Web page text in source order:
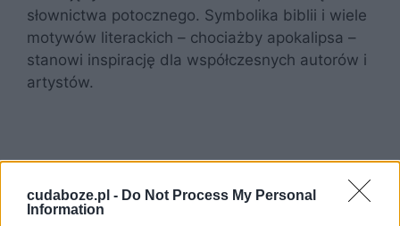
cudaboze.pl - Do Not Process My Personal
Information
słownictwa potocznego. Symbolika biblii i wiele
motywów literackich – chociażby apokalipsa –
stanowi inspirację dla współczesnych autorów i
artystów.